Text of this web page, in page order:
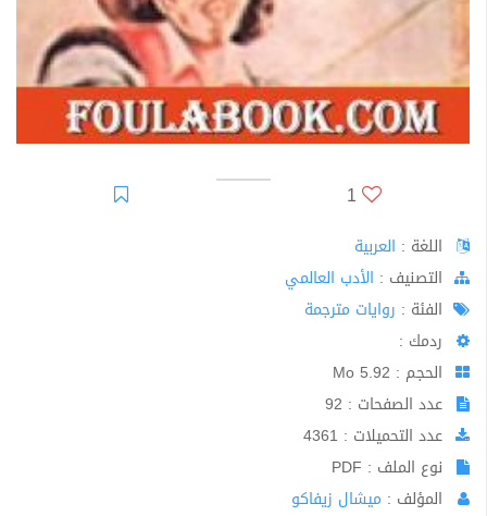
1
اللغة : العربية
اﻟﺘﺼﻨﻴﻒ : الأدب العالمي
الفئة : روايات مترجمة
ردمك :
الحجم : 5.92 Mo
عدد الصفحات : 92
عدد التحميلات : 4361
نوع الملف : PDF
المؤلف : ميشال زيفاكو